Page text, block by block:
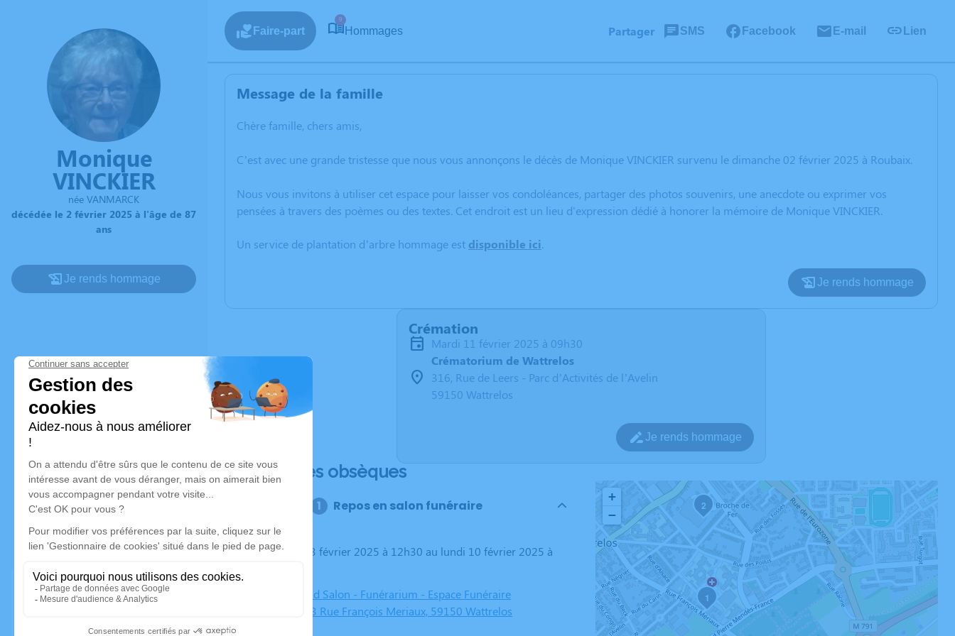
Monique
VINCKIER
née VANMARCK
décédée le 2 février 2025 à l'âge de 87
ans
Je rends hommage
Faire-part
9
Hommages Partager SMS Facebook E-mail Lien
Message de la famille
Chère famille, chers amis,
C’est avec une grande tristesse que nous vous annonçons le décès de Monique VINCKIER survenu le dimanche 02 février 2025 à Roubaix.
Nous vous invitons à utiliser cet espace pour laisser vos condoléances, partager des photos souvenirs, une anecdote ou exprimer vos
pensées à travers des poèmes ou des textes. Cet endroit est un lieu d'expression dédié à honorer la mémoire de Monique VINCKIER.
Un service de plantation d’arbre hommage est disponible ici.
Je rends hommage
Crémation
mardi 11 février 2025 à 09h30
Crématorium de Wattrelos
316, Rue de Leers - Parc d’Activités de l’Avelin
59150 Wattrelos
Je rends hommage
Déroulé des obsèques
Repos en salon funéraire
Du lundi 03 février 2025 à 12h30 au lundi 10 février 2025 à
Salon Grand Salon - Funérarium - Espace Funéraire
Fouquet, 93 Rue François Meriaux, 59150 Wattrelos
1
2
+
−